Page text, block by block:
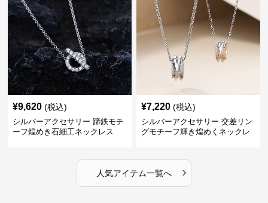
¥9,620 (税込)
シルバーアクセサリー 蹄鉄モチ
ーフ煌めき石細工ネックレス
¥7,220 (税込)
シルバーアクセサリー 交差リン
グモチーフ輝き煌めくネックレ
人気アイテム一覧へ ›